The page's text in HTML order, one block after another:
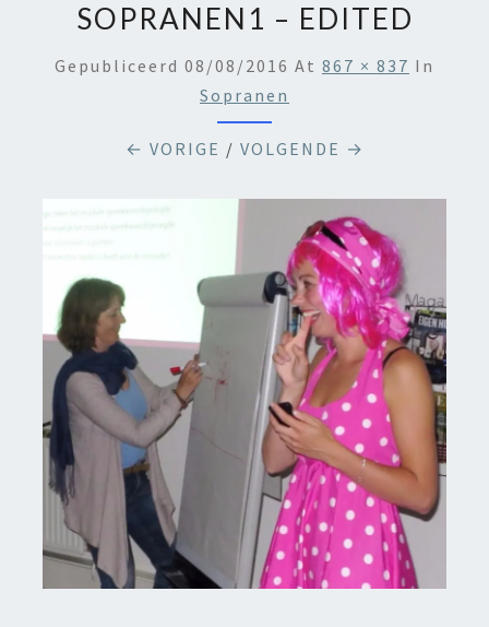
SOPRANEN1 – EDITED
Gepubliceerd 08/08/2016 At 867 × 837 In
Sopranen
← VORIGE / VOLGENDE →